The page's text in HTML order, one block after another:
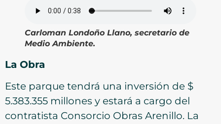
Carloman Londoño Llano, secretario de
Medio Ambiente.
La Obra
Este parque tendrá una inversión de $
5.383.355 millones y estará a cargo del
contratista Consorcio Obras Arenillo. La